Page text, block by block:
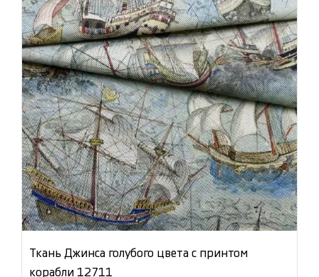
Ткань Джинса голубого цвета с принтом
корабли 12711